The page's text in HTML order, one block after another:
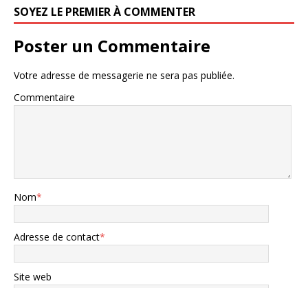
SOYEZ LE PREMIER À COMMENTER
Poster un Commentaire
Votre adresse de messagerie ne sera pas publiée.
Commentaire
Nom*
Adresse de contact*
Site web